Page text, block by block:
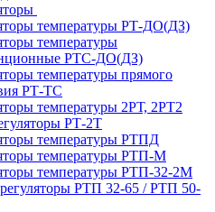
температуры РТ-ДО(ДЗ)
температуры
РТС-ДО(ДЗ)
температуры прямого
РТ-ТС
температуры 2РТ, 2РT2
РТ-2Т
температуры РТПД
температуры РТП-M
температуры РТП-32-2М
РТП 32-65 / РТП 50-